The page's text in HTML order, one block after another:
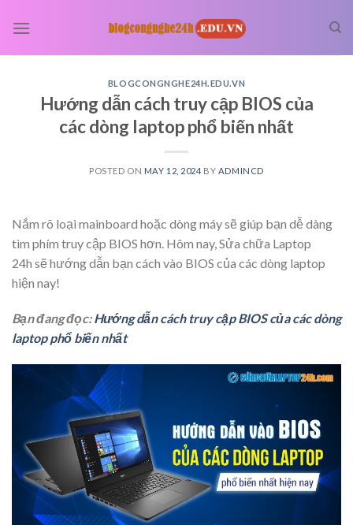
BLOGCONGNGHE24H.EDU.VN
Hướng dẫn cách truy cập BIOS của
các dòng laptop phổ biến nhất
POSTED ON MAY 12, 2024 BY ADMINCD
Nắm rõ loại mainboard hoặc dòng máy sẽ giúp bạn dễ dàng
tìm phím truy cập BIOS hơn. Hôm nay, Sửa chữa Laptop
24h sẽ hướng dẫn bạn cách vào BIOS của các dòng laptop
hiện nay!
Bạn đang đọc:Hướng dẫn cách truy cập BIOS của các dòng
laptop phổ biến nhất